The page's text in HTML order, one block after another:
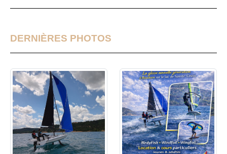
DERNIÈRES PHOTOS